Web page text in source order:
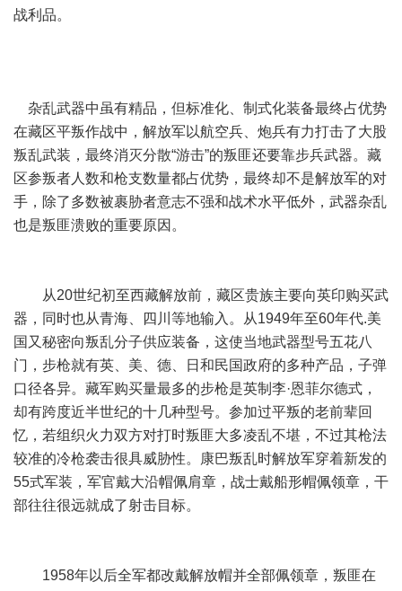
战利品。
杂乱武器中虽有精品，但标准化、制式化装备最终占优势
在藏区平叛作战中，解放军以航空兵、炮兵有力打击了大股
叛乱武装，最终消灭分散“游击”的叛匪还要靠步兵武器。藏
区参叛者人数和枪支数量都占优势，最终却不是解放军的对
手，除了多数被裹胁者意志不强和战术水平低外，武器杂乱
也是叛匪溃败的重要原因。
从20世纪初至西藏解放前，藏区贵族主要向英印购买武
器，同时也从青海、四川等地输入。从1949年至60年代.美
国又秘密向叛乱分子供应装备，这使当地武器型号五花八
门，步枪就有英、美、德、日和民国政府的多种产品，子弹
口径各异。藏军购买量最多的步枪是英制李·恩菲尔德式，
却有跨度近半世纪的十几种型号。参加过平叛的老前辈回
忆，若组织火力双方对打时叛匪大多凌乱不堪，不过其枪法
较准的冷枪袭击很具威胁性。康巴叛乱时解放军穿着新发的
55式军装，军官戴大沿帽佩肩章，战士戴船形帽佩领章，干
部往往很远就成了射击目标。
1958年以后全军都改戴解放帽并全部佩领章，叛匪在